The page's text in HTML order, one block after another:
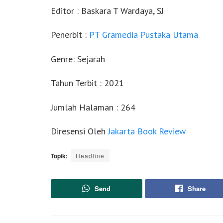
Editor : Baskara T Wardaya, SJ
Penerbit : PT Gramedia Pustaka Utama
Genre: Sejarah
Tahun Terbit : 2021
Jumlah Halaman : 264
Diresensi OlehJakarta Book Review
Topik: Headline
Send Share